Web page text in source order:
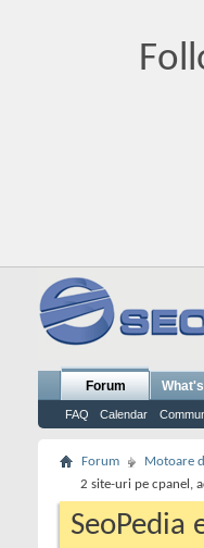
Forum
FAQ Calendar
Forum Motoare
2 site-uri pe cpanel,